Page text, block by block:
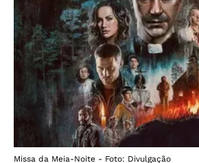
Missa da Meia-Noite - Foto: Divulgação